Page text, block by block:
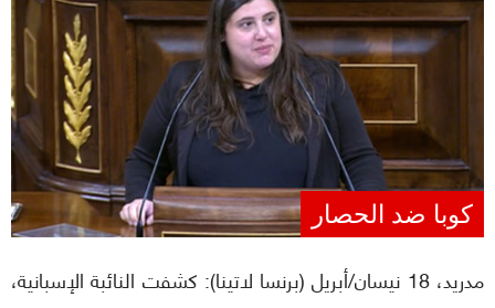
كوبا ضد الحصار
مدريد، 18 نيسان/أبريل (برنسا لاتينا): كشفت النائبة الإسبانية،